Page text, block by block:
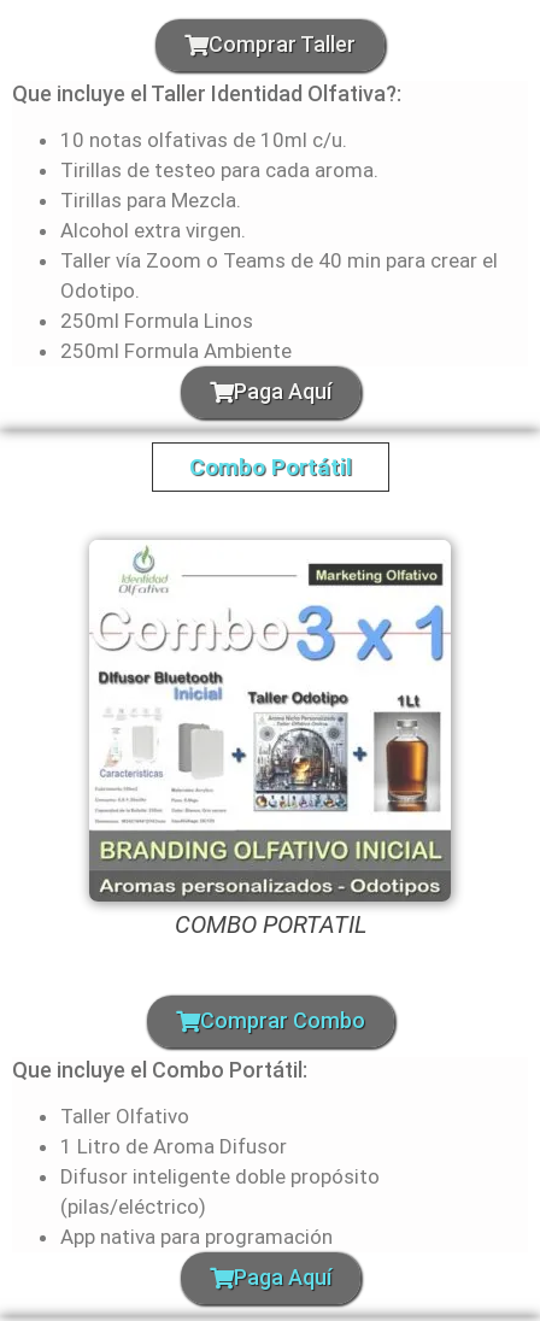
Comprar Taller
Que incluye el Taller Identidad Olfativa?:
10 notas olfativas de 10ml c/u.
Tirillas de testeo para cada aroma.
Tirillas para Mezcla.
Alcohol extra virgen.
Taller vía Zoom o Teams de 40 min para crear el
Odotipo.
250ml Formula Linos
250ml Formula Ambiente
Paga Aquí
Combo Portátil
COMBO PORTATIL
Comprar Combo
Que incluye el Combo Portátil:
Taller Olfativo
1 Litro de Aroma Difusor
Difusor inteligente doble propósito
(pilas/eléctrico)
App nativa para programación
Paga Aquí